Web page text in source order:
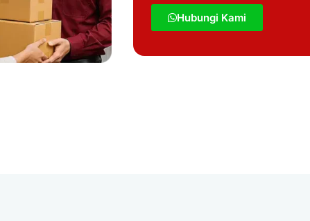
Hubungi Kami